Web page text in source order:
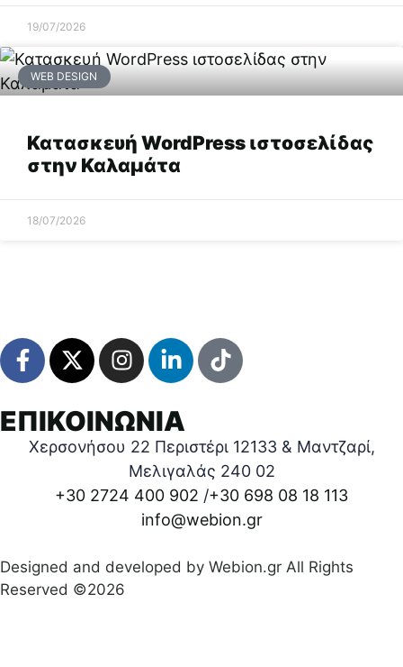
19/07/2026
WEB DESIGN
Κατασκευή WordPress ιστοσελίδας
στην Καλαμάτα
18/07/2026
ΕΠΙΚΟΙΝΩΝΙΑ
Χερσονήσου 22 Περιστέρι 12133 & Μαντζαρί,
Μελιγαλάς 240 02
+30 2724 400 902 /+30 698 08 18 113
info@webion.gr
Designed and developed by Webion.gr All Rights
Reserved ©2026